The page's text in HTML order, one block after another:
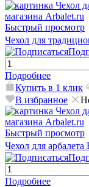
Быстрый просмотр
Чехол для
Подробнее
Купить в 1 клик
В избранное
Быстрый просмотр
Чехол для
Подробнее